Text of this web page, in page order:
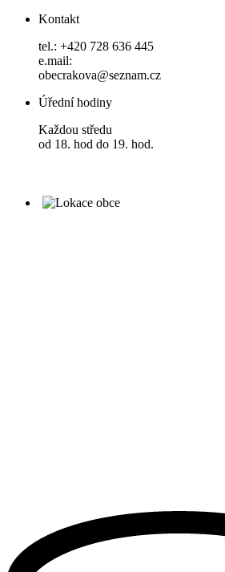
Kontakt
tel.: +420 728 636 445
e.mail:
obecrakova@seznam.cz
Úřední hodiny
Každou středu
od 18. hod do 19. hod.